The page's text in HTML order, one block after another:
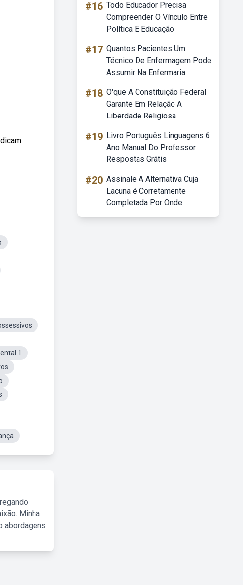
1
Minha
abordagens
#16 Todo Educador Precisa
Compreender O Vínculo Entre
Política E Educação
#17 Quantos Pacientes Um
Técnico De Enfermagem Pode
Assumir Na Enfermaria
#18 O'que A Constituição Federal
Garante Em Relação A
Liberdade Religiosa
#19 Livro Português Linguagens 6
Ano Manual Do Professor
Respostas Grátis
#20 Assinale A Alternativa Cuja
Lacuna é Corretamente
Completada Por Onde